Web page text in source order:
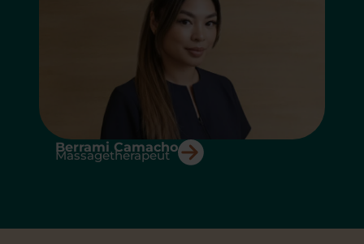
Berrami Camacho
Massagetherapeut